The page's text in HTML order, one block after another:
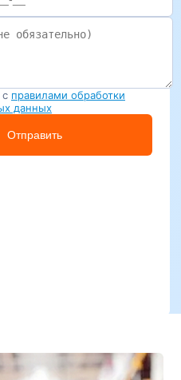
правилами обработки
данных
Отправить